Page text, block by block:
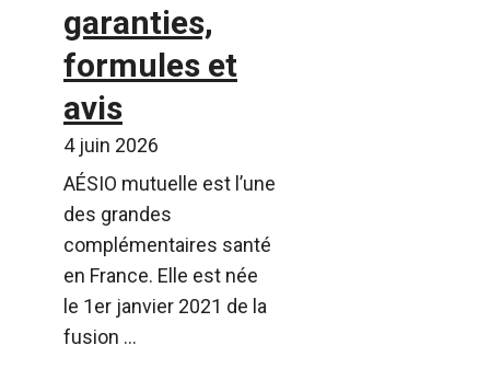
garanties,
formules et
avis
4 juin 2026
AÉSIO mutuelle est l’une
des grandes
complémentaires santé
en France. Elle est née
le 1er janvier 2021 de la
fusion ...